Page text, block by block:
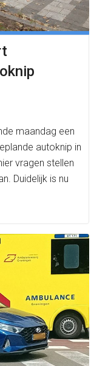
maandag een
autoknip in
vragen stellen
Duidelijk is nu